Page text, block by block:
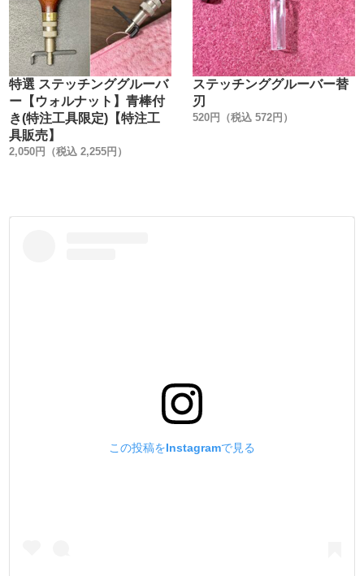
感があります。
黒檀のみ2本の線を入れています。
タン・マホガニー・ウオールナットは着色です。
②桂について
削り出しの真鍮製の桂です。
1本線のラインを入れて、デザインを引き締めています。
真鍮の釘で1つ、1つ手作業で組み付けています。
特選 ステッチンググルーバ
ー【ウォルナット】青棒付
き(特注工具限定)【特注工
具販売】
2,050円（税込 2,255円）
ステッチンググルーバー替
刃
520円（税込 572円）
この投稿をInstagramで見る